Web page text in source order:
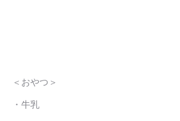
＜おやつ＞
・牛乳